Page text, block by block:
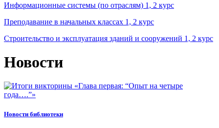
Информационные системы (по отраслям) 1, 2 курс
Преподавание в начальных классах 1, 2 курс
Строительство и эксплуатация зданий и сооружений 1, 2 курс
Новости
Новости библиотеки